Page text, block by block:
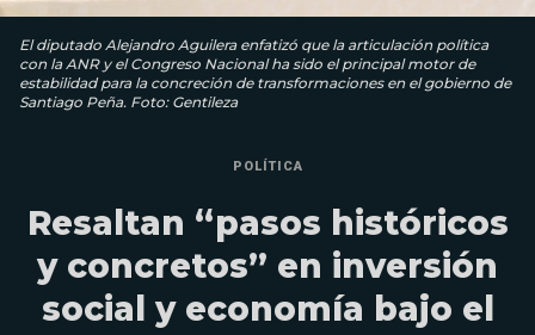
El diputado Alejandro Aguilera enfatizó que la articulación política
con la ANR y el Congreso Nacional ha sido el principal motor de
estabilidad para la concreción de transformaciones en el gobierno de
Santiago Peña. Foto: Gentileza
POLÍTICA
Resaltan “pasos históricos
y concretos” en inversión
social y economía bajo el